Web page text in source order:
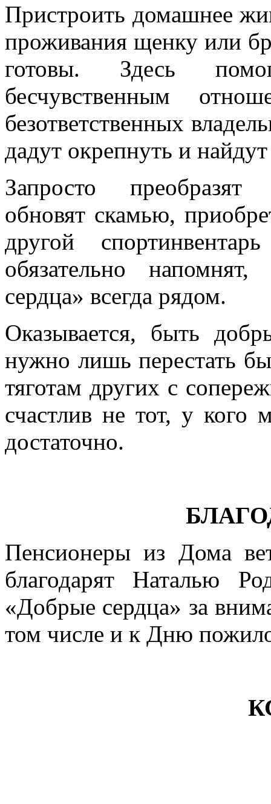
Пристроить домашнее
проживания щенку или
готовы. Здесь
бесчувственным
безответственных
дадут окрепнуть и
Запросто
обновят скамью,
другой
обязательно
сердца» всегда рядом.
Оказывается, быть
нужно лишь перестать
тяготам других с
счастлив не тот, у кого
достаточно.
Пенсионеры из Дома
благодарят Наталью
«Добрые сердца» за
том числе и к Дню